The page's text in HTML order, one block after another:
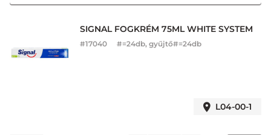
SIGNAL FOGKRÉM 75ML WHITE SYSTEM
#17040 #=24db, gyűjtő#=24db
L04-00-1